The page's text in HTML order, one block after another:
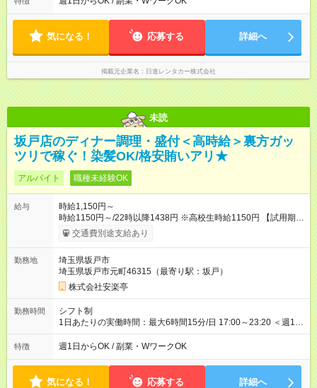
気になる！ 応募する 詳細へ
掲載元企業名 日進レンタカー株式会社
未読
坂戸店のディナー調理・盛付＜高時給＞裏方ガッ
ツリで稼ぐ！染髪OK/格安賄いアリ★
アルバイト 職種未経験OK
給与
時給1,150円～
時給1150円～/22時以降1438円 ※高校生時給1150円 【試用期
間】試用期間あり 試用期間の長さ：12ヶ月 雇用形態、給与は本
採用時と同じです。 ※最大12ヶ月の間で、合計30時間の試用期
交通費別途支給あり
勤務地
埼玉県坂戸市
埼玉県坂戸市元町46315（最寄り駅：坂戸）
株式会社安楽亭
勤務時間
シフト制
1日あたりの実働時間：最大6時間15分/日 17:00～23:20 ＜週1日
～/短時間OK！＞ ※18歳未満・高校生は21:30までの勤務 ・シフ
トは自己申告制だから私生活優先でOK◎ ・週1日もあれば週5日
して短時間」など希望に合わせて働けます！
特徴 週1日からOK / 副業・WワークOK
気になる！ 応募する 詳細へ